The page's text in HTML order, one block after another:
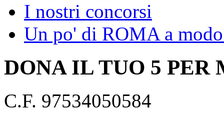
I nostri concorsi
Un po' di ROMA a
DONA IL TUO 5 PER
C.F. 97534050584